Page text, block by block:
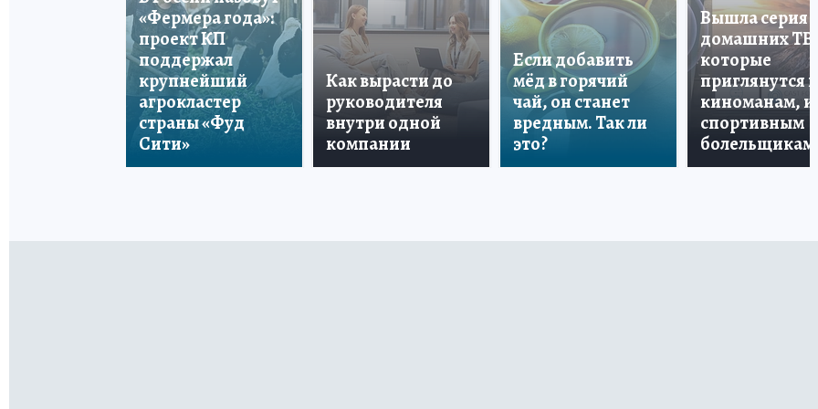
«Фермера года»:
проект КП
поддержал
крупнейший
агрокластер
страны «Фуд
Сити»
Как вырасти до
руководителя
внутри одной
компании
Если добавить
мёд в горячий
чай, он станет
вредным. Так ли
это?
Вышла серия
домашних ТВ,
которые
приглянутся и
киноманам, и
спортивным
болельщикам